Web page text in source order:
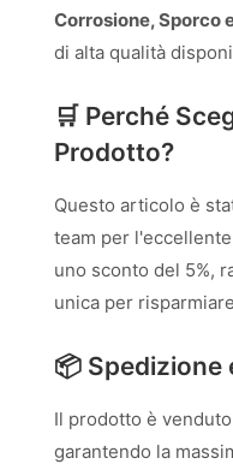
Corrosione, Sporco
di alta qualità
🛒 Perché
Prodotto?
Questo articolo è
team per
uno sconto del 5%,
unica per
📦 Spedizione
Il prodotto è
garantendo la